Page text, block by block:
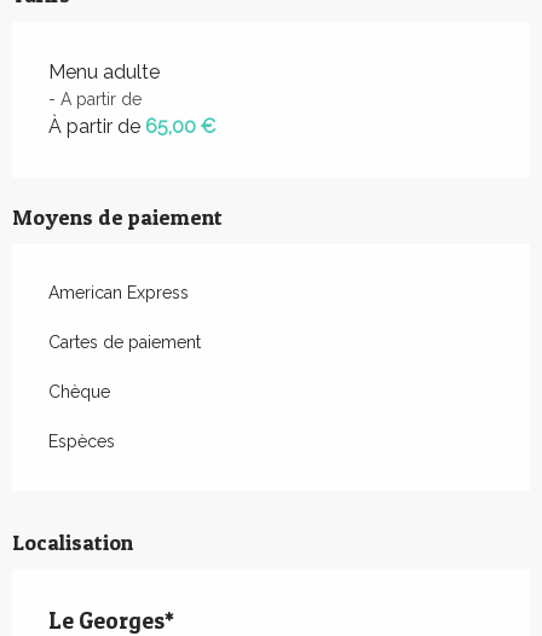
Menu adulte
- A partir de
À partir de 65,00 €
Moyens de paiement
American Express
Cartes de paiement
Chèque
Espèces
Localisation
Le Georges*